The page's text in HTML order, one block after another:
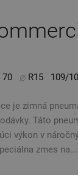
70 R15 109/
je zimná
Táto
výkon v
zmes na...